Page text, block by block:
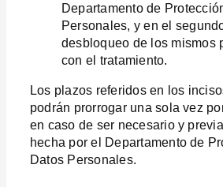
Departamento de
Personales, y en el
desbloqueo de los mismos
con el tratamiento.
Los plazos referidos en los
podrán prorrogar una sola vez
en caso de ser necesario y
hecha por el Departamento de
Datos Personales.